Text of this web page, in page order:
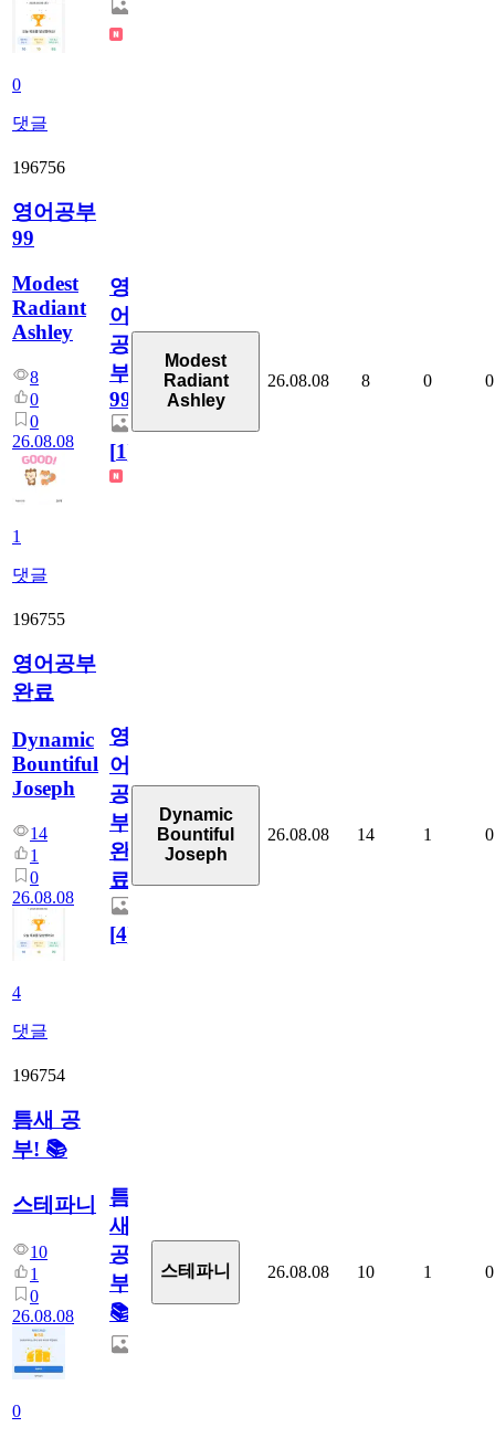
0
댓글
196756
영어공부
99
Modest
Radiant
Ashley
8
0
0
26.08.08
1
댓글
영
어
공
부
99
[1]
Modest
Radiant
Ashley
26.08.08 8 0 0
196755
영어공부
완료
Dynamic
Bountiful
Joseph
14
1
0
26.08.08
4
댓글
영
어
공
부
완
료
[4]
Dynamic
Bountiful
Joseph
26.08.08 14 1 0
196754
틈새 공
부! 📚
스테파니
10
1
0
26.08.08
0
틈
새
공
부!
📚
스테파니 26.08.08 10 1 0